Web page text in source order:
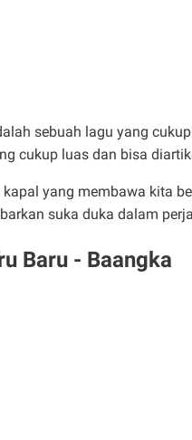
sebuah lagu yang
cukup luas dan bisa
yang membawa kita
suka duka dalam
Baru - Baangka